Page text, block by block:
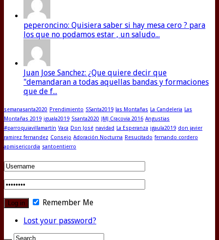
peperoncino: Quisiera saber si hay mesa cero ? para
los que no podamos estar , un saludo...
Juan Jose Sanchez: ¿Que quiere decir que
"demandaran a todas aquellas bandas y formaciones
que de f...
semanasanta2020 Prendimiento SSanta2019 las Montañas La Candeleria Las
Montañas 2019 iguala2019 Ssanta2020 JMJ Cracovia 2016 Angustias
#parroquiavillamartín Vaca Don José navidad La Esperanza igaula2019 don javier
ramirez fernandez Consejo Adoración Nocturna Resucitado fernando cordero
apmisericordia santoentierro
Remember Me
Lost your password?